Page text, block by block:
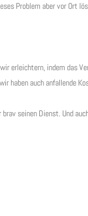
Problem aber vor Ort
erleichtern, indem das
haben auch anfallende
seinen Dienst. Und